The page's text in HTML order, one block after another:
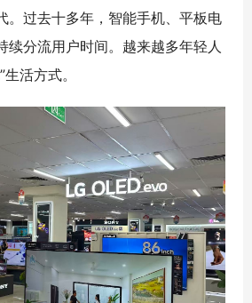
。过去十多年，智能手机、平板电
续分流用户时间。越来越多年轻人
活方式。